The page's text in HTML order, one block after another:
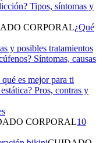
Tipos, síntomas y
CORPORAL¿Qué
Síntomas, causas
Pros, contras y
CORPORAL10